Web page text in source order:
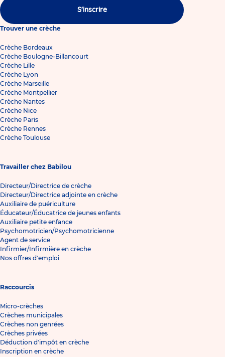
S'inscrire
Trouver une crèche
Crèche Bordeaux
Crèche Boulogne-Billancourt
Crèche Lille
Crèche Lyon
Crèche Marseille
Crèche Montpellier
Crèche Nantes
Crèche Nice
Crèche Paris
Crèche Rennes
Crèche Toulouse
Travailler chez Babilou
Directeur/Directrice de crèche
Directeur/Directrice adjointe en crèche
Auxiliaire de puériculture
Éducateur/Éducatrice de jeunes enfants
Auxiliaire petite enfance
Psychomotricien/Psychomotricienne
Agent de service
Infirmier/Infirmière en crèche
Nos offres d'emploi
Raccourcis
Micro-crèches
Crèches municipales
Crèches non genrées
Crèches privées
Déduction d'impôt en crèche
Inscription en crèche